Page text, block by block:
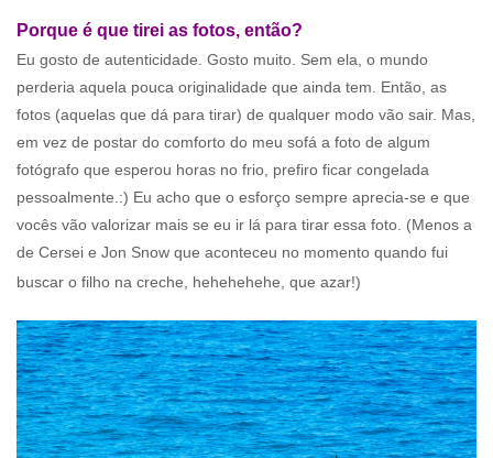
Porque é que tirei as fotos, então?
Eu gosto de autenticidade. Gosto muito. Sem ela, o mundo
perderia aquela pouca originalidade que ainda tem. Então, as
fotos (aquelas que dá para tirar) de qualquer modo vão sair. Mas,
em vez de postar do comforto do meu sofá a foto de algum
fotógrafo que esperou horas no frio, prefiro ficar congelada
pessoalmente.:) Eu acho que o esforço sempre aprecia-se e que
vocês vão valorizar mais se eu ir lá para tirar essa foto. (Menos a
de Cersei e Jon Snow que aconteceu no momento quando fui
buscar o filho na creche, hehehehehe, que azar!)